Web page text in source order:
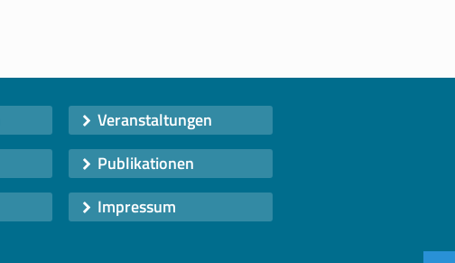
Veranstaltungen
Publikationen
Impressum